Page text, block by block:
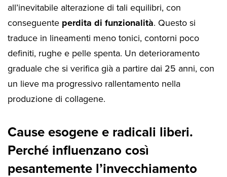
all’inevitabile alterazione di tali equilibri, con
conseguente perdita di funzionalità. Questo si
traduce in lineamenti meno tonici, contorni poco
definiti, rughe e pelle spenta. Un deterioramento
graduale che si verifica già a partire dai 25 anni, con
un lieve ma progressivo rallentamento nella
produzione di collagene.
Cause esogene e radicali liberi.
Perché influenzano così
pesantemente l’invecchiamento